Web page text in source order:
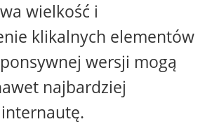
wielkość i
klikalnych elementów
wersji mogą
najbardziej